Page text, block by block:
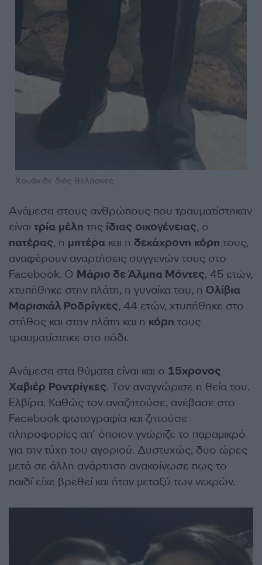
Χουάν δε διός Βελάσκες
Ανάμεσα στους ανθρώπους που τραυματίστηκαν
είναι τρία μέλη της ίδιας οικογένειας, ο
πατέρας, η μητέρα και η δεκάχρονη κόρη τους,
αναφέρουν αναρτήσεις συγγενών τους στο
Facebook. Ο Μάριο δε Άλμπα Μόντες, 45 ετών,
χτυπήθηκε στην πλάτη, η γυναίκα του, η Ολίβια
Μαρισκάλ Ροδρίγκες, 44 ετών, χτυπήθηκε στο
στήθος και στην πλάτη και η κόρη τους
τραυματίστηκε στο πόδι.
Ανάμεσα στα θύματα είναι και ο 15χρονος
Χαβιέρ Ροντρίγκες. Τον αναγνώρισε η θεία του.
Ελβίρα. Καθώς τον αναζητούσε, ανέβασε στο
Facebook φωτογραφία και ζητούσε
πληροφορίες απ’ όποιον γνώριζε το παραμικρό
για την τύχη του αγοριού. Δυστυχώς, δυο ώρες
μετά σε άλλη ανάρτηση ανακοίνωσε πως το
παιδί είχε βρεθεί και ήταν μεταξύ των νεκρών.